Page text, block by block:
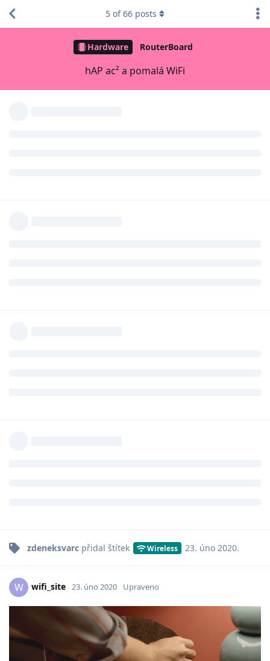
Hardware RouterBoard
hAP ac² a pomalá WiFi
5 of66 posts
zdeneksvarc přidal štítek Wireless 23. úno 2020.
W wifi_site 23. úno 2020 Upraveno